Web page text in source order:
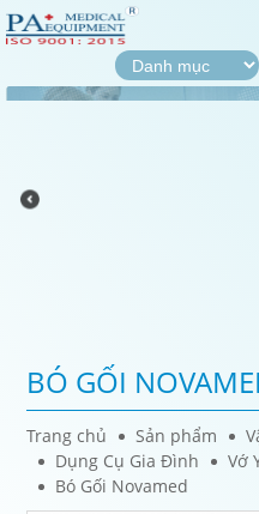
BÓ GỐI
Trang chủ Sản phẩm
Dụng Cụ Gia Đình
Vớ
Bó Gối Novamed